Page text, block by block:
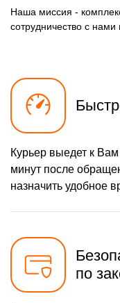
Наша миссия -
сотрудничество с
Курьер выедет к
минут после
назначить удобное
по